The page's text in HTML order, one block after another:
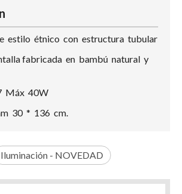
estilo étnico con estructura tubular
fabricada en bambú natural y
Máx 40W
30 * 136 cm.
Iluminación - NOVEDAD